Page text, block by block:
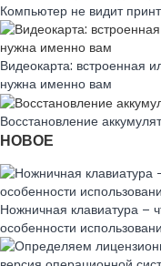
Компьютер не видит
Видеокарта: встроенная
нужна именно вам
Восстановление
НОВОЕ
Ножничная клавиатура –
особенности